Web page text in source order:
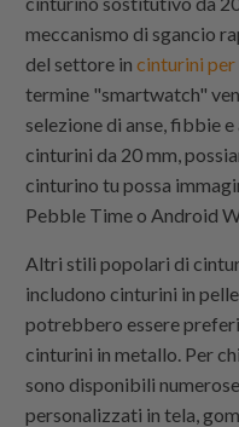
meccanismo di sgancio
del settore incinturini
termine "smartwatch"
selezione di anse, fibbie
cinturini da 20 mm,
cinturino tu possa
Pebble Time o Android
Altri stili popolari di
includono cinturini in
potrebbero essere
cinturini in metallo. Per
sono disponibili
personalizzati in tela,